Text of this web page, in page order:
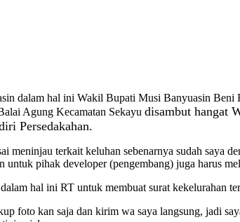
dalam hal ini Wakil Bupati Musi Banyuasin
Agung Kecamatan Sekayu disambut hangat
Persedakahan.
terkait keluhan sebenarnya sudah saya
untuk pihak developer (pengembang) juga harus
hal ini RT untuk membuat surat kekelurahan
foto kan saja dan kirim wa saya langsung, jadi